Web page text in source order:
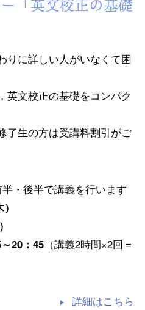
「英文校正の基礎
りに詳しい人がいなくて困
英文校正の基礎をコンパク
了生の方は受講料割引がご
・後半で講義を行います
20：45（講義2時間×2回＝
詳細はこちら